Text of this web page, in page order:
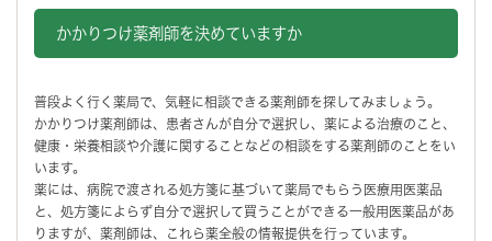
かかりつけ薬剤師を決めていますか
普段よく行く薬局で、気軽に相談できる薬剤師を探してみましょう。
かかりつけ薬剤師は、患者さんが自分で選択し、薬による治療のこと、
健康・栄養相談や介護に関することなどの相談をする薬剤師のことをい
います。
薬には、病院で渡される処方箋に基づいて薬局でもらう医療用医薬品
と、処方箋によらず自分で選択して買うことができる一般用医薬品があ
りますが、薬剤師は、これら薬全般の情報提供を行っています。